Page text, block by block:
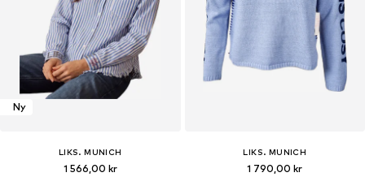
Ny
LIKS. MUNICH
1 566,00 kr
LIKS. MUNICH
1 790,00 kr